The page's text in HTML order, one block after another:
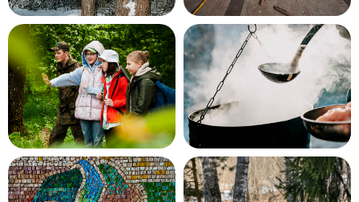
Наши походы подходят для любого
уровня.
Дополнительной подготовки не
требуется.